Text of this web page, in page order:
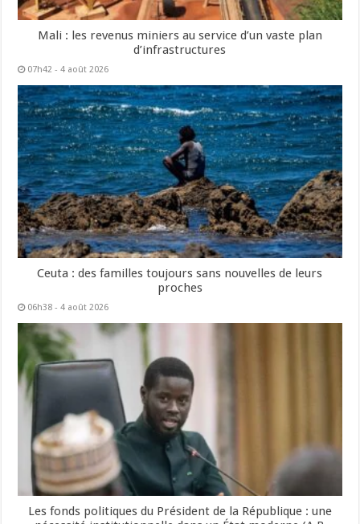
Mali : les revenus miniers au service d’un vaste plan
d’infrastructures
07h42 - 4 août 2026
Ceuta : des familles toujours sans nouvelles de leurs
proches
06h38 - 4 août 2026
Les fonds politiques du Président de la République : une